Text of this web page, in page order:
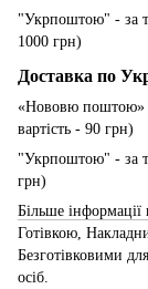
"Укрпоштою" - за
1000 грн)
Доставка по
«Нововю поштою»
вартість - 90 грн)
"Укрпоштою" - за
грн)
Більше інформації
Готівкою,
Безготівковими
осіб.